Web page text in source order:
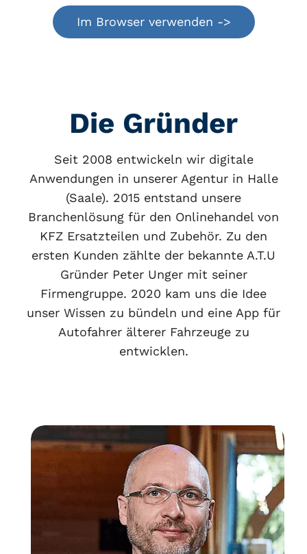
Im Browser verwenden ->
Die Gründer
Seit 2008 entwickeln wir digitale
Anwendungen in unserer Agentur in Halle
(Saale). 2015 entstand unsere
Branchenlösung für den Onlinehandel von
KFZ Ersatzteilen und Zubehör. Zu den
ersten Kunden zählte der bekannte A.T.U
Gründer Peter Unger mit seiner
Firmengruppe. 2020 kam uns die Idee
unser Wissen zu bündeln und eine App für
Autofahrer älterer Fahrzeuge zu
entwicklen.